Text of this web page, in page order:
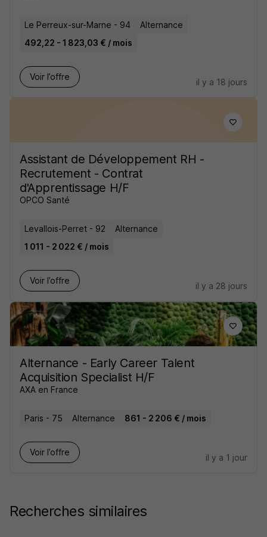
Le Perreux-sur-Marne - 94
Alternance
492,22 - 1 823,03 € / mois
Voir l’offre
il y a 18 jours
Assistant de Développement RH -
Recrutement - Contrat
d'Apprentissage H/F
OPCO Santé
Levallois-Perret - 92
Alternance
1 011 - 2 022 € / mois
Voir l’offre
il y a 28 jours
Alternance - Early Career Talent
Acquisition Specialist H/F
AXA en France
Paris - 75 Alternance 861 - 2 206 € / mois
Voir l’offre
il y a 1 jour
Recherches similaires